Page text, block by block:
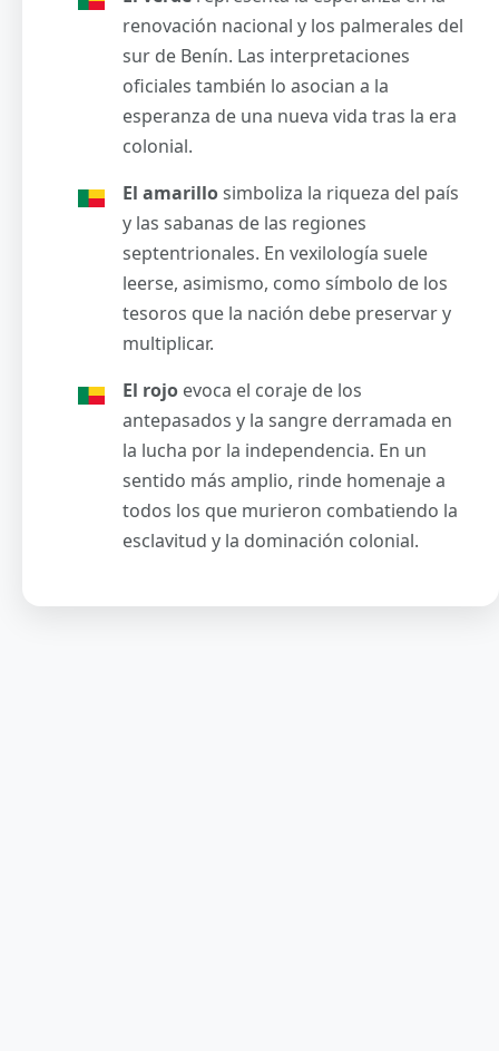
renovación nacional y los palmerales del
sur de Benín. Las interpretaciones
oficiales también lo asocian a la
esperanza de una nueva vida tras la era
colonial.
El amarillosimboliza la riqueza del país
y las sabanas de las regiones
septentrionales. En vexilología suele
leerse, asimismo, como símbolo de los
tesoros que la nación debe preservar y
multiplicar.
El rojo evoca el coraje de los
antepasados y la sangre derramada en
la lucha por la independencia. En un
sentido más amplio, rinde homenaje a
todos los que murieron combatiendo la
esclavitud y la dominación colonial.